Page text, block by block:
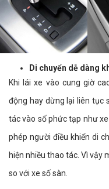
Di chuyển dễ dàng
Khi lái xe vào cung giờ
động hay dừng lại liên tục
tác vào số phức tạp như
phép người điều khiển di
hiện nhiều thao tác. Vì vậy
so với xe số sàn.